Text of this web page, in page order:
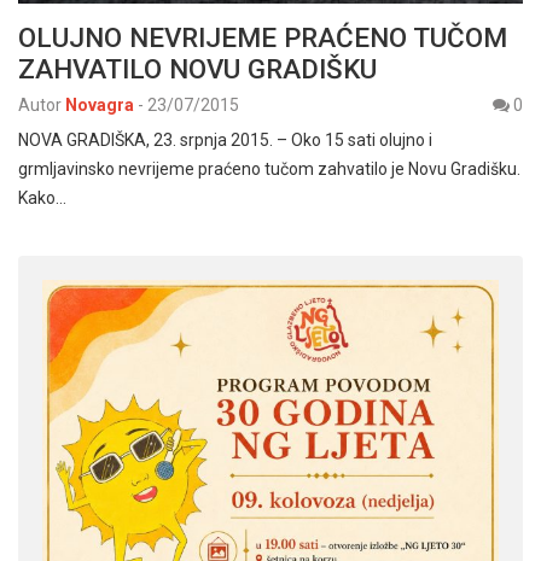
OLUJNO NEVRIJEME PRAĆENO TUČOM
ZAHVATILO NOVU GRADIŠKU
Autor Novagra - 23/07/2015
0
NOVA GRADIŠKA, 23. srpnja 2015. – Oko 15 sati olujno i
grmljavinsko nevrijeme praćeno tučom zahvatilo je Novu Gradišku.
Kako…